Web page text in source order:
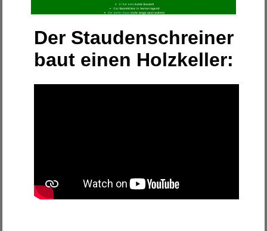
Der Staudenschreiner
baut einen Holzkeller: